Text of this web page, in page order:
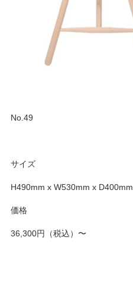
No.49
サイズ
H490mm x W530mm x D400mm
価格
36,300円（税込）〜